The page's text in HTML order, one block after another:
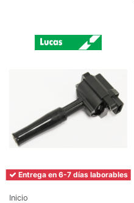
Entrega en 6-7 días laborables
Inicio